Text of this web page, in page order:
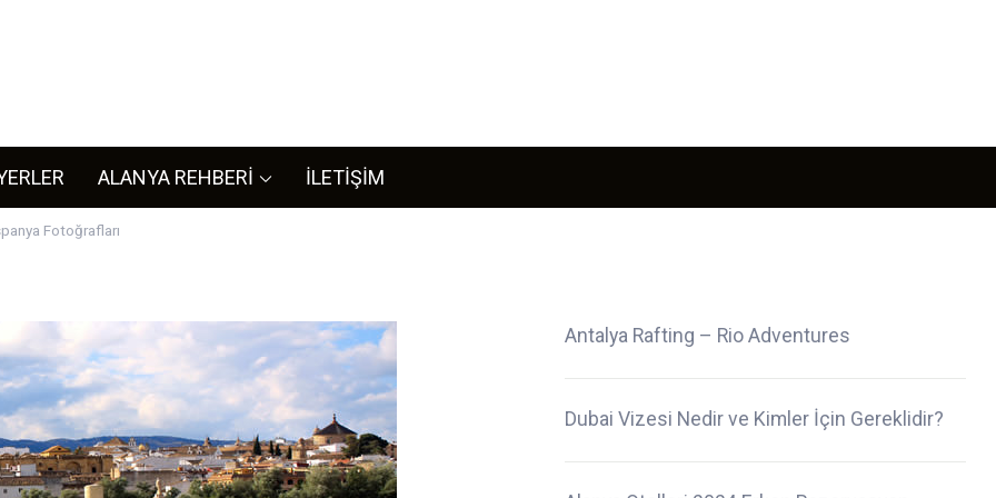
ALANYA REHBERİ İLETİŞİM
Fotoğrafları
Antalya Rafting – Rio Adventures
Dubai Vizesi Nedir ve Kimler İçin Gereklidir?